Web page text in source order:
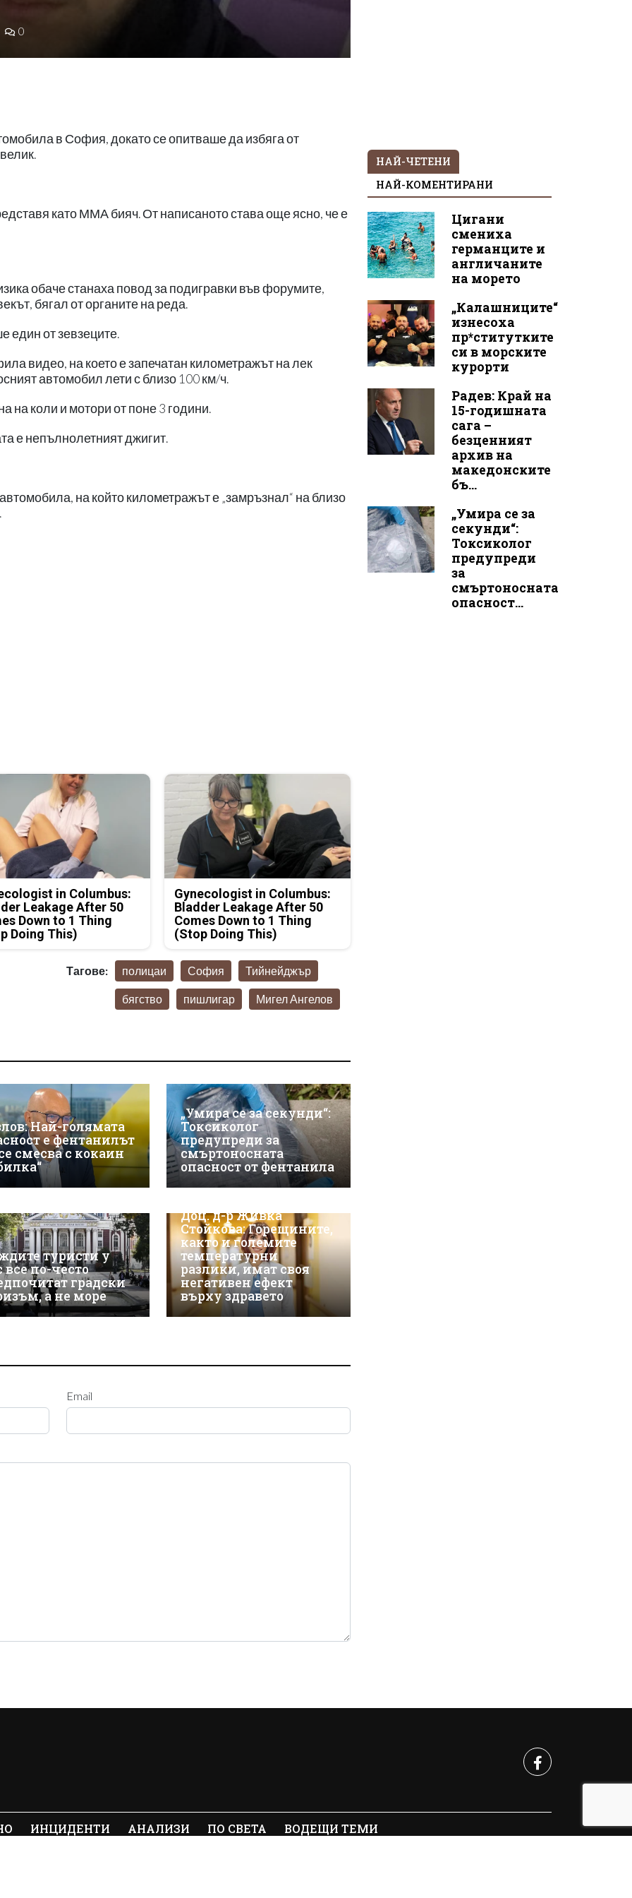
0
в София, докато се опитваше да избяга от
като ММА бияч. От написаното става още ясно, че е
обаче станаха повод за подигравки във форумите,
бягал от органите на реда.
един от зевзеците.
видео, на което е запечатан километражът на лек
автомобил лети с близо 100 км/ч.
на коли и мотори от поне 3 години.
е непълнолетният джигит.
на който километражът е „замръзнал“ на близо
in Columbus:
Leakage After 50
Down to 1 Thing
Doing This)
Gynecologist in Columbus:
Bladder Leakage After 50
Comes Down to 1 Thing
(Stop Doing This)
Тагове: полицаи София Тийнейджър
бягство пишлигар Мигел Ангелов
Най-голямата
е фентанилът
смесва с кокаин
„Умира се за секунди“:
Токсиколог
предупреди за
смъртоносната
опасност от фентанила
туристи у
все по-често
градски
а не море
Доц. д-р Живка
Стойкова: Горещините,
както и големите
температурни
разлики, имат своя
негативен ефект
върху здравето
Email
НАЙ-ЧЕТЕНИ
НАЙ-КОМЕНТИРАНИ
Цигани
смениха
германците и
англичаните
на морето
„Калашниците“
изнесоха
пр*ститутките
си в морските
курорти
Радев: Край на
15-годишната
сага –
безценният
архив на
македонските
бъ...
„Умира се за
секунди“:
Токсиколог
предупреди
за
смъртоносната
опасност...
ИНЦИДЕНТИ АНАЛИЗИ ПО СВЕТА ВОДЕЩИ ТЕМИ